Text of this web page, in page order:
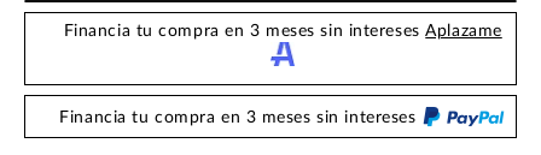
Financia tu compra en 3 meses sin interesesAplazame
Financia tu compra en 3 meses sin intereses